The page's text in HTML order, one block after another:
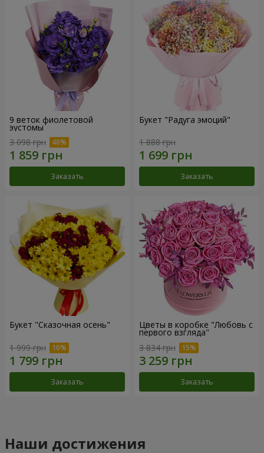
9 веток фиолетовой
эустомы
3 098 грн
Заказать
Букет "Радуга эмоций"
1 888 грн
Заказать
Букет "Сказочная осень"
1 999 грн
Заказать
Цветы в коробке "Любовь с
первого взгляда"
3 834 грн
Заказать
Наши достижения